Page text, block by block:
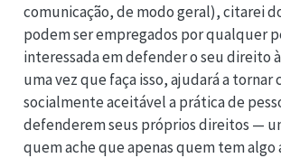
comunicação, de modo geral), citarei
podem ser empregados por qualquer
interessada em defender o seu direito
uma vez que faça isso, ajudará a tornar
socialmente aceitável a prática de
defenderem seus próprios direitos —
quem ache que apenas quem tem algo